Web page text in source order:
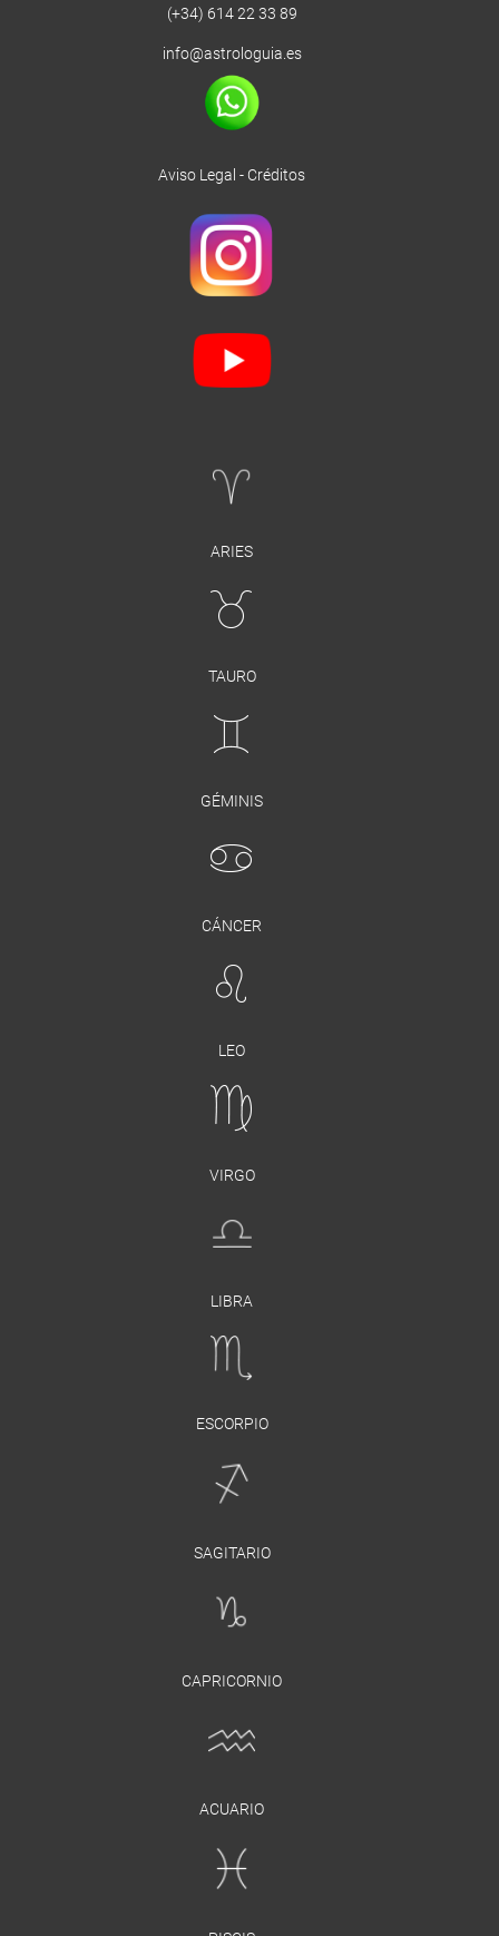
(+34) 614 22 33 89
info@astrologuia.es
Aviso Legal - Créditos
ARIES
TAURO
GÉMINIS
CÁNCER
LEO
VIRGO
LIBRA
ESCORPIO
SAGITARIO
CAPRICORNIO
ACUARIO